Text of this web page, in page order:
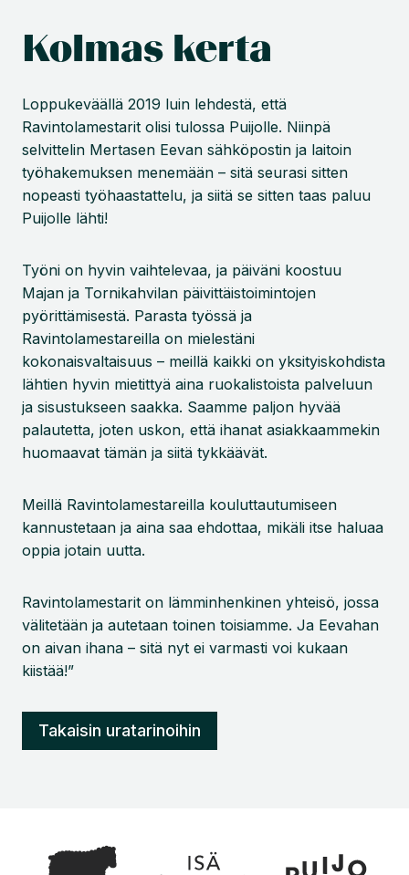
Kolmas kerta
Loppukeväällä 2019 luin lehdestä, että
Ravintolamestarit olisi tulossa Puijolle. Niinpä
selvittelin Mertasen Eevan sähköpostin ja laitoin
työhakemuksen menemään – sitä seurasi sitten
nopeasti työhaastattelu, ja siitä se sitten taas paluu
Puijolle lähti!
Työni on hyvin vaihtelevaa, ja päiväni koostuu
Majan ja Tornikahvilan päivittäistoimintojen
pyörittämisestä. Parasta työssä ja
Ravintolamestareilla on mielestäni
kokonaisvaltaisuus – meillä kaikki on yksityiskohdista
lähtien hyvin mietittyä aina ruokalistoista palveluun
ja sisustukseen saakka. Saamme paljon hyvää
palautetta, joten uskon, että ihanat asiakkaammekin
huomaavat tämän ja siitä tykkäävät.
Meillä Ravintolamestareilla kouluttautumiseen
kannustetaan ja aina saa ehdottaa, mikäli itse haluaa
oppia jotain uutta.
Ravintolamestarit on lämminhenkinen yhteisö, jossa
välitetään ja autetaan toinen toisiamme. Ja Eevahan
on aivan ihana – sitä nyt ei varmasti voi kukaan
kiistää!”
Takaisin uratarinoihin